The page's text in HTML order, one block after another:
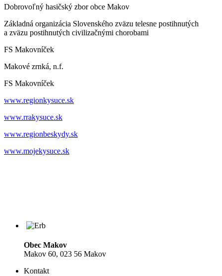
Dobrovoľný hasičský zbor obce Makov
Základná organizácia Slovenského zväzu telesne postihnutých
a zväzu postihnutých civilizačnými chorobami
FS Makovníček
Makové zrnká, n.f.
FS Makovníček
www.regionkysuce.sk
www.rrakysuce.sk
www.regionbeskydy.sk
www.mojekysuce.sk
Obec Makov
Makov 60, 023 56 Makov
Kontakt